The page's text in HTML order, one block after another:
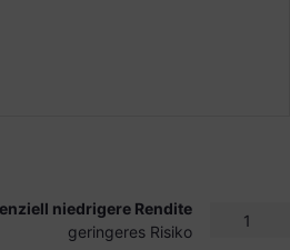
niedrigere Rendite
geringeres Risiko
1